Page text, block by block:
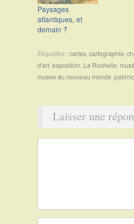
Paysages
atlantiques, et
demain ?
Étiquettes :cartes,cartographie,
d'art,exposition, La Rochelle,
musée du nouveau monde,
Laisser une